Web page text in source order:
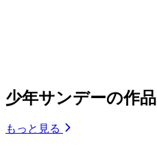
少年サンデーの作品
もっと見る